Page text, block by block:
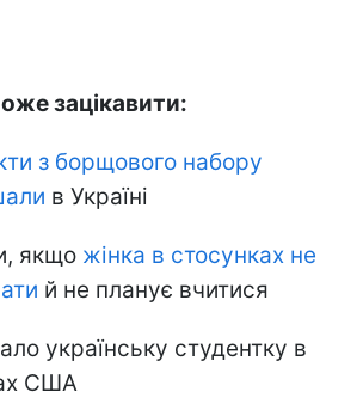
зацікавити:
з борщового набору
в Україні
якщо жінка в стосунках не
й не планує вчитися
українську студентку в
США